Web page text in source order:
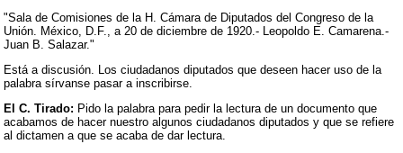
"Sala de Comisiones de la H. Cámara de Diputados del Congreso de la
Unión. México, D.F., a 20 de diciembre de 1920.- Leopoldo E. Camarena.-
Juan B. Salazar."
Está a discusión. Los ciudadanos diputados que deseen hacer uso de la
palabra sírvanse pasar a inscribirse.
El C. Tirado: Pido la palabra para pedir la lectura de un documento que
acabamos de hacer nuestro algunos ciudadanos diputados y que se refiere
al dictamen a que se acaba de dar lectura.